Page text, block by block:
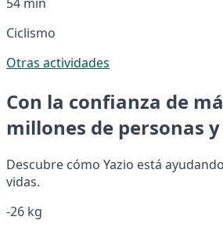
Ciclismo
Otras actividades
Con la confianza de
millones de personas
Descubre cómo Yazio está
vidas.
-26 kg